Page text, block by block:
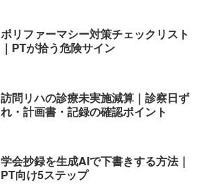
ポリファーマシー対策チェックリスト
｜PTが拾う危険サイン
訪問リハの診療未実施減算｜診察日ず
れ・計画書・記録の確認ポイント
学会抄録を生成AIで下書きする方法｜
PT向け5ステップ